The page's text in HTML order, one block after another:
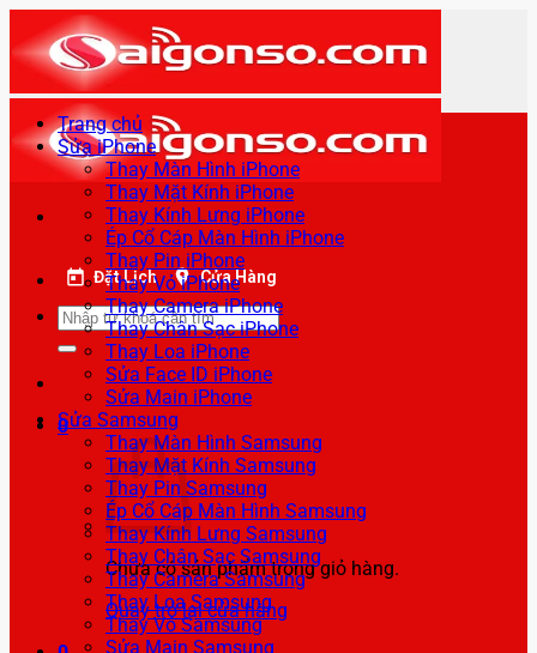
qua
nội
dung
Đặt Lịch Cửa Hàng
Tìm
kiếm:
0
Chưa có sản phẩm trong giỏ hàng.
Quay trở lại cửa hàng
Trang chủ
Sửa iPhone
Thay Màn Hình iPhone
Thay Mặt Kính iPhone
Thay Kính Lưng iPhone
Ép Cổ Cáp Màn Hình iPhone
Thay Pin iPhone
Thay Vỏ iPhone
Thay Camera iPhone
Thay Chân Sạc iPhone
Thay Loa iPhone
Sửa Face ID iPhone
Sửa Main iPhone
Sửa Samsung
Thay Màn Hình Samsung
Thay Mặt Kính Samsung
Thay Pin Samsung
Ép Cổ Cáp Màn Hình Samsung
Thay Kính Lưng Samsung
Thay Chân Sạc Samsung
Thay Camera Samsung
Thay Loa Samsung
Thay Vỏ Samsung
Sửa Main Samsung